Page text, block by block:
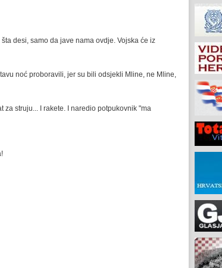
desi, samo da jave nama ovdje. Vojska će iz
noć proboravili, jer su bili odsjekli Mline, ne Mline,
za struju... I rakete. I naredio potpukovnik "ma